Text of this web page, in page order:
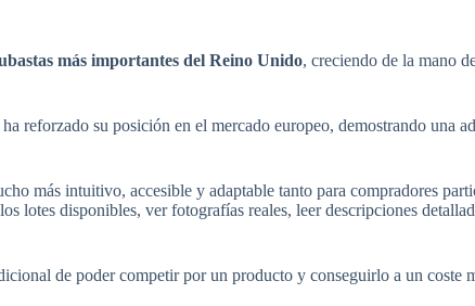
más importantes del Reino Unido, creciendo de la mano
reforzado su posición en el mercado europeo, demostrando una
más intuitivo, accesible y adaptable tanto para compradores
lotes disponibles, ver fotografías reales, leer descripciones
de poder competir por un producto y conseguirlo a un coste